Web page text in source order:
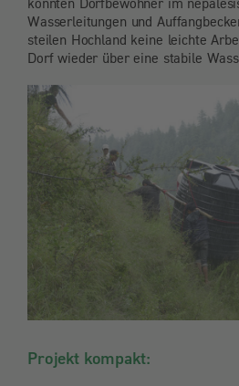
Wasserleitungen und
steilen Hochland keine leichte
Dorf wieder über eine stabile
Projekt kompakt: